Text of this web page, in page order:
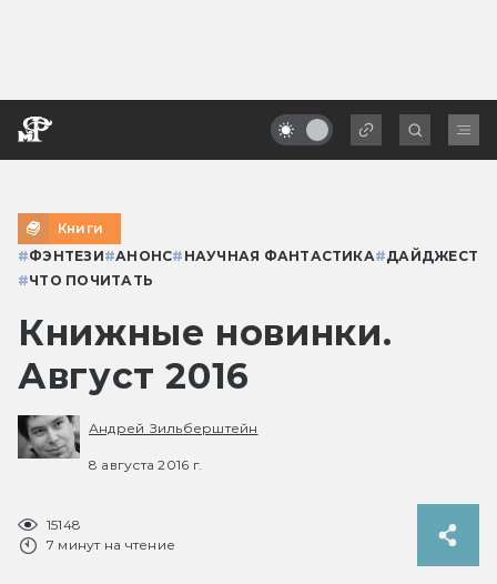
Книги
#ФЭНТЕЗИ#АНОНС# НАУЧНАЯ ФАНТАСТИКА#ДАЙДЖЕСТ
#ЧТО ПОЧИТАТЬ
Книжные новинки.
Август 2016
Андрей Зильберштейн
8 августа 2016 г.
15148
7 минут на чтение